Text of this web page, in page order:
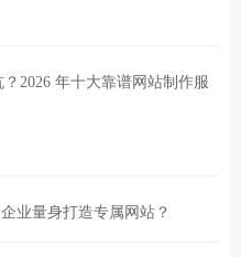
2026 年十大靠谱网站制作服
业量身打造专属网站？